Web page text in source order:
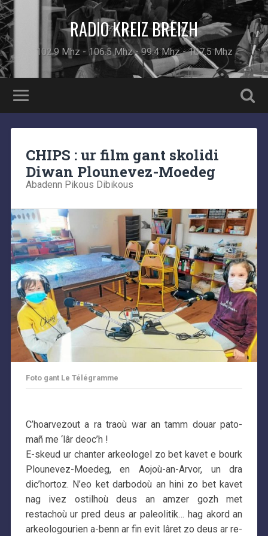
RADIO KREIZ BREIZH
102.9 Mhz - 106.5 Mhz - 99.4 Mhz - 107.5 Mhz
CHIPS : ur film gant skolidi
Diwan Plounevez-Moedeg
Abadenn Pikous Dibikous
Foto gant Le Télégramme
C’hoarvezout a ra traoù war an tamm douar pato-
mañ me ‘lâr deoc’h !
E-skeud ur chanter arkeologel zo bet kavet e bourk
Plounevez-Moedeg, en Aojoù-an-Arvor, un dra
dic’hortoz. N’eo ket darbodoù an hini zo bet kavet
nag ivez ostilhoù deus an amzer gozh met
restachoù ur pred deus ar paleolitik… hag akord an
arkeologourien a-benn ar fin evit lâret zo deus ar re-